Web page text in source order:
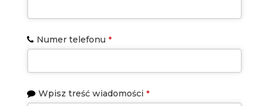
Numer telefonu *
Wpisz treść wiadomości *